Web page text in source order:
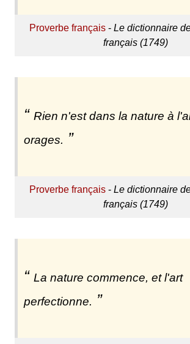
Proverbe français -Le dictionnaire
français (1749)
Rien n'est dans la nature à
orages.
Proverbe français -Le dictionnaire
français (1749)
La nature commence, et l'art
perfectionne.